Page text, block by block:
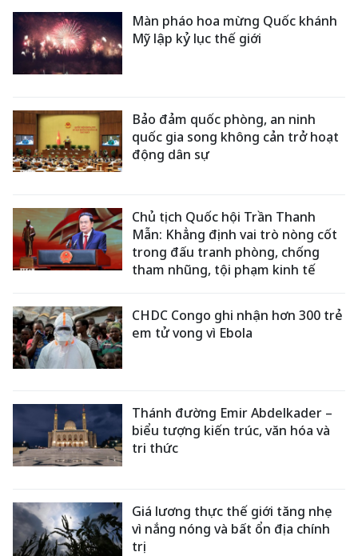
Màn pháo hoa mừng Quốc khánh
Mỹ lập kỷ lục thế giới
Bảo đảm quốc phòng, an ninh
quốc gia song không cản trở hoạt
động dân sự
Chủ tịch Quốc hội Trần Thanh
Mẫn: Khẳng định vai trò nòng cốt
trong đấu tranh phòng, chống
tham nhũng, tội phạm kinh tế
CHDC Congo ghi nhận hơn 300 trẻ
em tử vong vì Ebola
Thánh đường Emir Abdelkader –
biểu tượng kiến trúc, văn hóa và
tri thức
Giá lương thực thế giới tăng nhẹ
vì nắng nóng và bất ổn địa chính
trị